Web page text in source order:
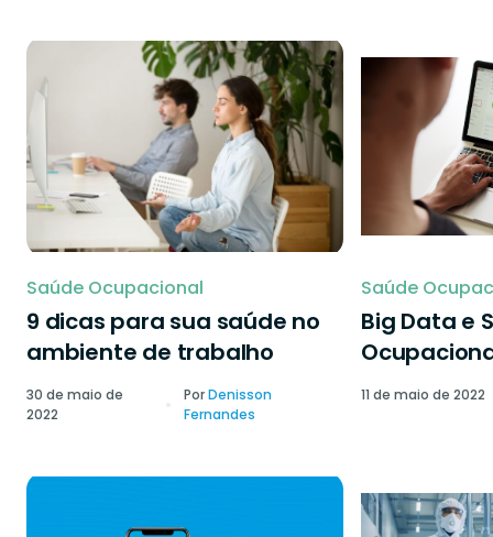
Saúde Ocupacional
9 dicas para sua saúde no
ambiente de trabalho
30 de maio de
2022
PorDenisson
Fernandes
Saúde
Big Data e
11 de maio de 2022